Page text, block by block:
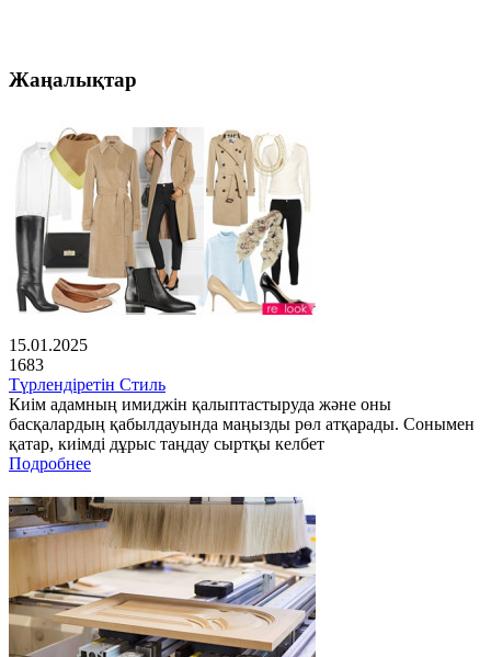
Жаңалықтар
15.01.2025
1683
Түрлендіретін Стиль
Киім адамның имиджін қалыптастыруда және оны
басқалардың қабылдауында маңызды рөл атқарады. Сонымен
қатар, киімді дұрыс таңдау сыртқы келбет
Подробнее